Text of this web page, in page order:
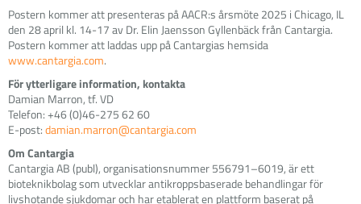
Postern kommer att presenteras på AACR:s årsmöte 2025 i Chicago, IL
den 28 april kl. 14-17 av Dr. Elin Jaensson Gyllenbäck från Cantargia.
Postern kommer att laddas upp på Cantargias hemsida
www.cantargia.com.
För ytterligare information, kontakta
Damian Marron, tf. VD
Telefon: +46 (0)46-275 62 60
E-post:damian.marron@cantargia.com
Om Cantargia
Cantargia AB (publ), organisationsnummer 556791–6019, är ett
bioteknikbolag som utvecklar antikroppsbaserade behandlingar för
livshotande sjukdomar och har etablerat en plattform baserat på